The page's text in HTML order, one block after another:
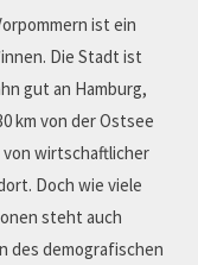
ist ein
Die Stadt ist
gut an Hamburg,
km von der Ostsee
wirtschaftlicher
Doch wie viele
steht auch
des demografischen